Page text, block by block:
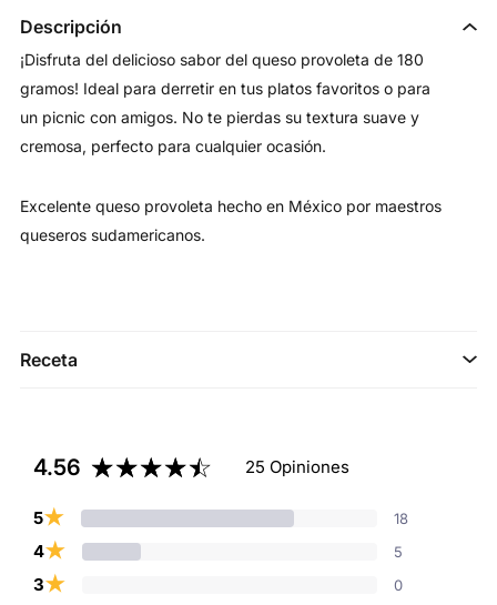
Descripción
¡Disfruta del delicioso sabor del queso provoleta de 180
gramos! Ideal para derretir en tus platos favoritos o para
un picnic con amigos. No te pierdas su textura suave y
cremosa, perfecto para cualquier ocasión.
Excelente queso provoleta hecho en México por maestros
queseros sudamericanos.
Receta
4.56 25 Opiniones
5★ 18
4★ 5
3★ 0